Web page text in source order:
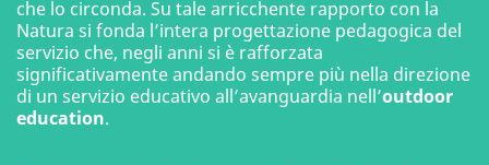
che lo circonda. Su tale arricchente rapporto con la
Natura si fonda l’intera progettazione pedagogica del
servizio che, negli anni si è rafforzata
significativamente andando sempre più nella direzione
di un servizio educativo all’avanguardia nell’outdoor
education.